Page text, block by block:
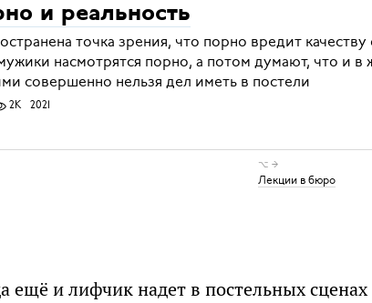
и реальность
точка зрения, что порно вредит качеству
насмотрятся порно, а потом думают, что и в
совершенно нельзя дел иметь в постели
2K 2021
⌥ →
Лекции в бюро
ещё и лифчик надет в постельных сценах